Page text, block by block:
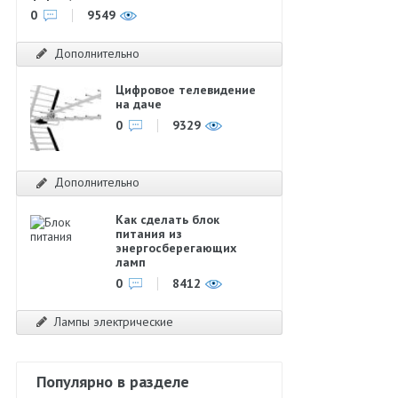
0
9549
Дополнительно
Цифровое телевидение
на даче
0
9329
Дополнительно
Как сделать блок
питания из
энергосберегающих
ламп
0
8412
Лампы электрические
Популярно в разделе